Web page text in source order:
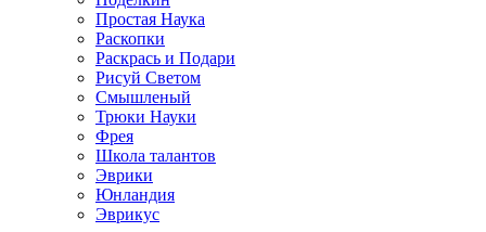
Простая Наука
Раскопки
Раскрась и Подари
Рисуй Светом
Смышленый
Трюки Науки
Фрея
Школа талантов
Эврики
Юнландия
Эврикус